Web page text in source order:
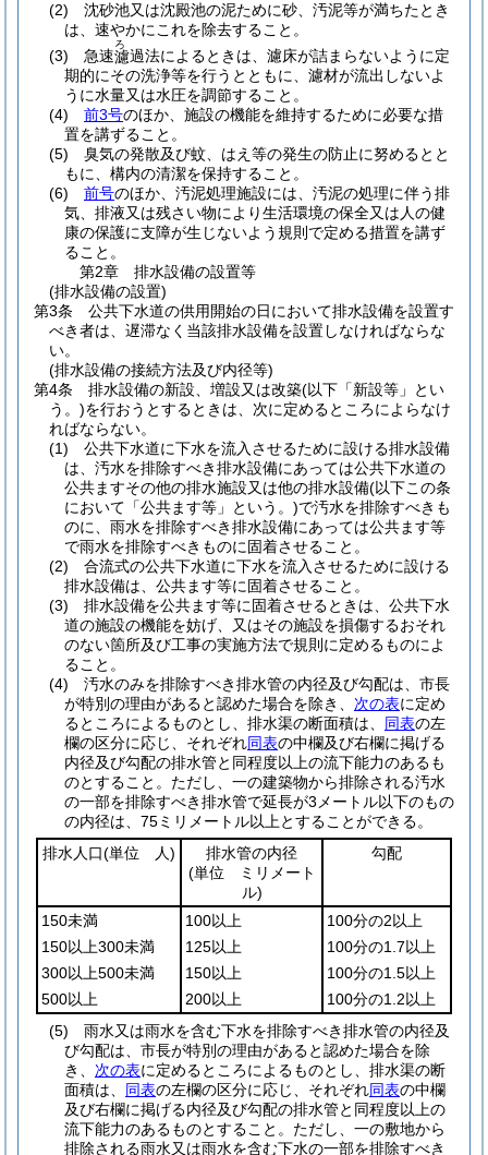
(2)
沈砂池又は沈殿池の泥ために砂、汚泥等が満ちたとき
は、速やかにこれを除去すること。
(3)
急速濾
ろ
過法によるときは、濾床が詰まらないように定
期的にその洗浄等を行うとともに、濾材が流出しないよ
うに水量又は水圧を調節すること。
(4)
前3号のほか、施設の機能を維持するために必要な措
置を講ずること。
(5)
臭気の発散及び蚊、はえ等の発生の防止に努めるとと
もに、構内の清潔を保持すること。
(6)
前号のほか、汚泥処理施設には、汚泥の処理に伴う排
気、排液又は残さい物により生活環境の保全又は人の健
康の保護に支障が生じないよう規則で定める措置を講ず
ること。
第2章
排水設備の設置等
(排水設備の設置)
第3条
公共下水道の供用開始の日において排水設備を設置す
べき者は、遅滞なく当該排水設備を設置しなければならな
い。
(排水設備の接続方法及び内径等)
第4条
排水設備の新設、増設又は改築(以下「新設等」とい
う。)を行おうとするときは、次に定めるところによらなけ
ればならない。
(1)
公共下水道に下水を流入させるために設ける排水設備
は、汚水を排除すべき排水設備にあっては公共下水道の
公共ますその他の排水施設又は他の排水設備(以下この条
において「公共ます等」という。)で汚水を排除すべきも
のに、雨水を排除すべき排水設備にあっては公共ます等
で雨水を排除すべきものに固着させること。
(2)
合流式の公共下水道に下水を流入させるために設ける
排水設備は、公共ます等に固着させること。
(3)
排水設備を公共ます等に固着させるときは、公共下水
道の施設の機能を妨げ、又はその施設を損傷するおそれ
のない箇所及び工事の実施方法で規則に定めるものによ
ること。
(4)
汚水のみを排除すべき排水管の内径及び勾配は、市長
が特別の理由があると認めた場合を除き、 次の表に定め
るところによるものとし、排水渠の断面積は、 同表の左
欄の区分に応じ、それぞれ同表の中欄及び右欄に掲げる
内径及び勾配の排水管と同程度以上の流下能力のあるも
のとすること。 ただし、一の建築物から排除される汚水
の一部を排除すべき排水管で延長が3メートル以下のもの
の内径は、75ミリメートル以上とすることができる。
排水人口(単位 人)
排水管の内径
(単位 ミリメート
ル)
勾配
150未満 100以上
100分の2以上
150以上300未満
125以上
100分の1.7以上
300以上500未満
150以上
100分の1.5以上
500以上
200以上
100分の1.2以上
(5)
雨水又は雨水を含む下水を排除すべき排水管の内径及
び勾配は、市長が特別の理由があると認めた場合を除
き、 次の表に定めるところによるものとし、排水渠の断
面積は、 同表の左欄の区分に応じ、それぞれ同表の中欄
及び右欄に掲げる内径及び勾配の排水管と同程度以上の
流下能力のあるものとすること。 ただし、一の敷地から
排除される雨水又は雨水を含む下水の一部を排除すべき